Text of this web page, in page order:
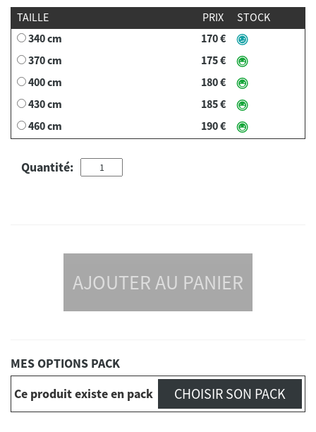
TAILLE
PRIX
STOCK
340 cm
170 €
370 cm
175 €
400 cm
180 €
430 cm
185 €
460 cm
190 €
Quantité:
AJOUTER AU PANIER
MES OPTIONS PACK
Ce produit existe en pack
CHOISIR SON PACK